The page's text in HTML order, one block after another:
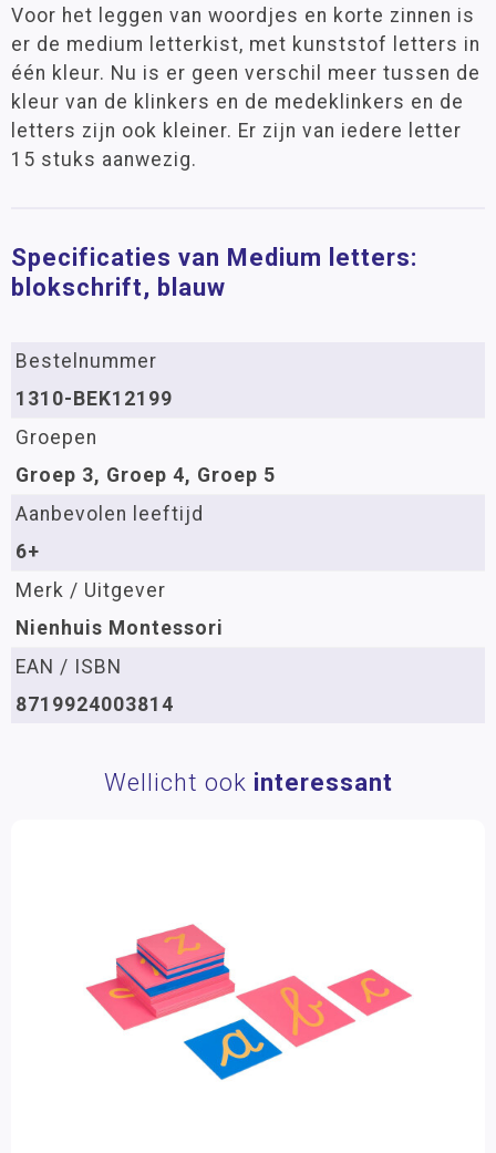
Voor het leggen van woordjes en korte zinnen is
er de medium letterkist, met kunststof letters in
één kleur. Nu is er geen verschil meer tussen de
kleur van de klinkers en de medeklinkers en de
letters zijn ook kleiner. Er zijn van iedere letter
15 stuks aanwezig.
Specificaties van Medium letters:
blokschrift, blauw
Bestelnummer
1310-BEK12199
Groepen
Groep 3, Groep 4, Groep 5
Aanbevolen leeftijd
6+
Merk / Uitgever
Nienhuis Montessori
EAN / ISBN
8719924003814
Wellicht ook interessant